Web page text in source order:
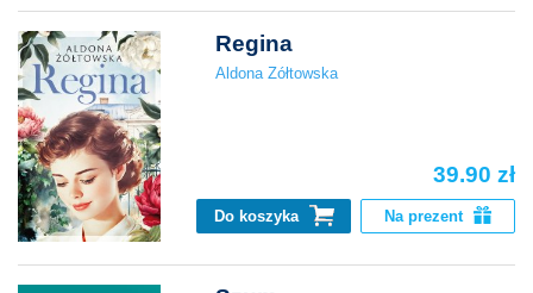
Regina
Aldona Żółtowska
39.90 zł
Do koszyka Na prezent